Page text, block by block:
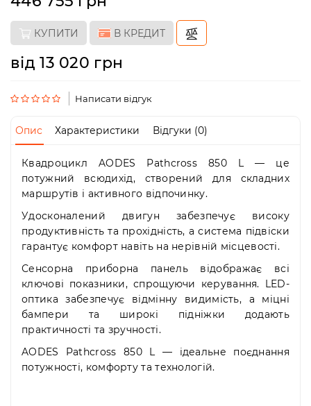
Режим
роботи:
Пт
-
19:00
10:00
-
19:00
Нд
-
КУПИТИ В КРЕДИТ
від 13 020 грн
Написати відгук
Опис Характеристики Відгуки (0)
Квадроцикл AODES Pathcross 850 L — це
потужний всюдихід, створений для складних
маршрутів і активного відпочинку.
Удосконалений двигун забезпечує високу
продуктивність та прохідність, а система підвіски
гарантує комфорт навіть на нерівній місцевості.
Сенсорна приборна панель відображає всі
ключові показники, спрощуючи керування. LED-
оптика забезпечує відмінну видимість, а міцні
бампери та широкі підніжки додають
практичності та зручності.
AODES Pathcross 850 L — ідеальне поєднання
потужності, комфорту та технологій.